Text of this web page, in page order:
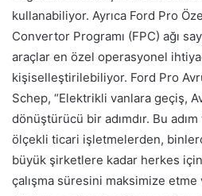
kullanabiliyor. Ayrıca Ford Pro
Convertor Programı (FPC) ağı
araçlar en özel operasyonel
kişiselleştirilebiliyor. Ford Pro
Schep, “Elektrikli vanlara geçiş,
dönüştürücü bir adımdır. Bu
ölçekli ticari işletmelerden,
büyük şirketlere kadar herkes
çalışma süresini maksimize